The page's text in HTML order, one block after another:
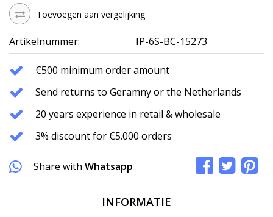
Toevoegen aan vergelijking
Artikelnummer: IP-6S-BC-15273
€500 minimum order amount
Send returns to Geramny or the Netherlands
20 years experience in retail & wholesale
3% discount for €5.000 orders
Share with Whatsapp
INFORMATIE